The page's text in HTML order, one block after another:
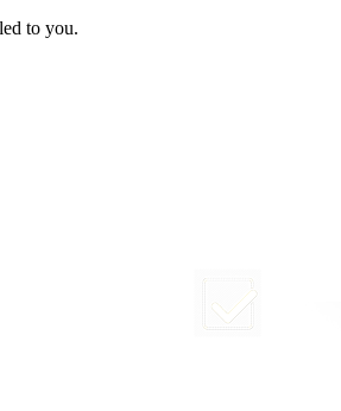
to you.